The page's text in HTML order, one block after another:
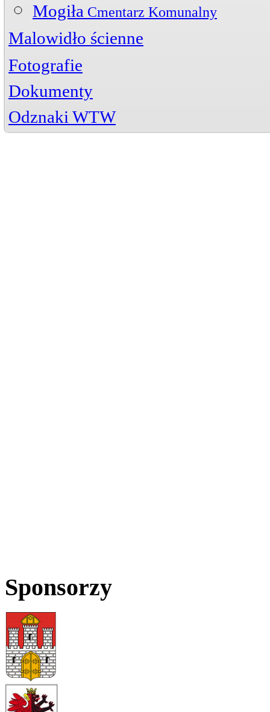
Mogiła Cmentarz Komunalny
Malowidło ścienne
Fotografie
Rysunki
Tadeusz Gawrysiak
Zbigniew Paradowski
Dokumenty
Michał Jagodziński
Odznaki WTW
Sponsorzy